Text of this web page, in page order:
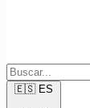
🇪🇸 ES